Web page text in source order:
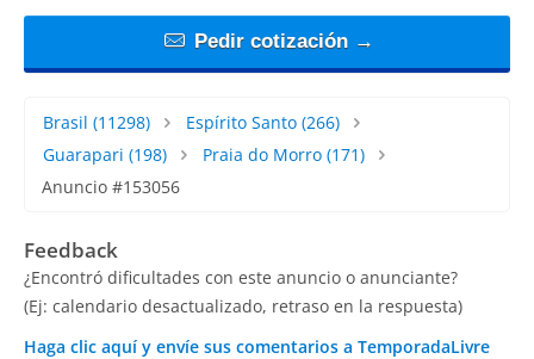
Pedir cotización →
Brasil (11298) Espírito Santo(266)
Guarapari (198) Praia do Morro(171)
Anuncio #153056
Feedback
¿Encontró dificultades con este anuncio o anunciante?
(Ej: calendario desactualizado, retraso en la respuesta)
Haga clic aquí y envíe sus comentarios a TemporadaLivre